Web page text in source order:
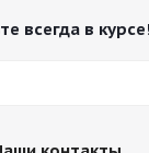
всегда в